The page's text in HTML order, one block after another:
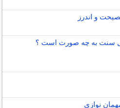
و اندرز
سنت به چه صورت است ؟
نوازی